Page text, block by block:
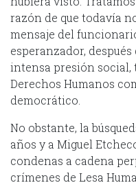
razón de que todavía
mensaje del
esperanzador,
intensa presión social,
Derechos Humanos
democrático.
No obstante, la
años y a Miguel
condenas a cadena
crímenes de Lesa